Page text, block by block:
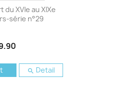
du XVIe au XIXe
série n°29
 Detail